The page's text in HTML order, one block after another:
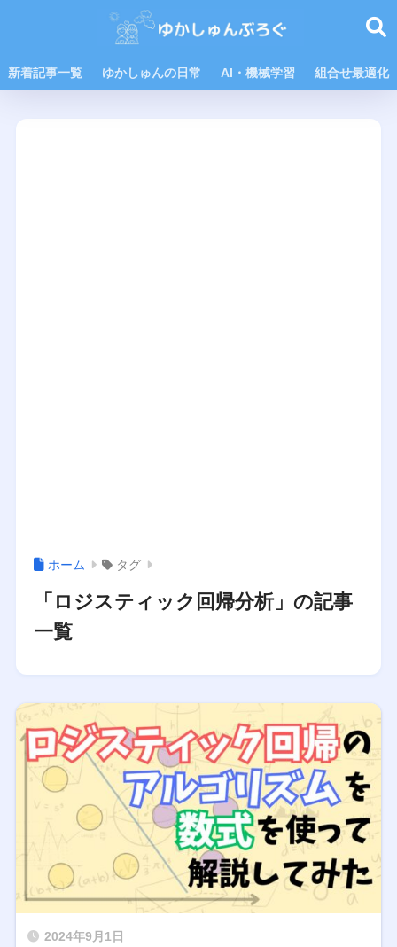
新着記事一覧 ゆかしゅんの日常 AI・機械学習 組合せ最適化
ホーム タグ
「ロジスティック回帰分析」の記事
一覧
2024年9月1日